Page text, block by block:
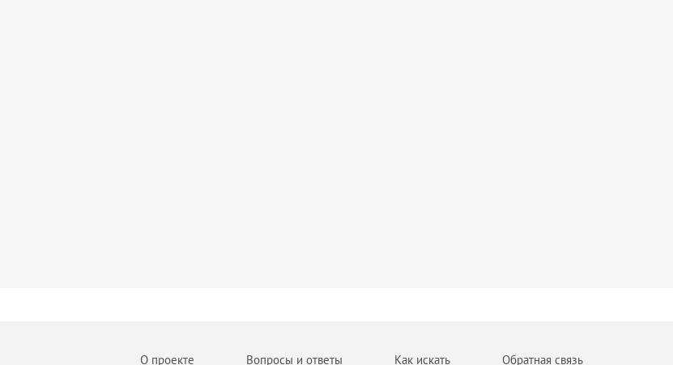
О проекте Вопросы и ответы Как искать Обратная связь